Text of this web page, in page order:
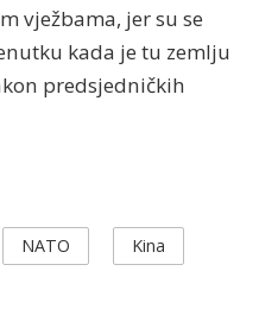
vježbama, jer su se
kada je tu zemlju
predsjedničkih
NATO Kina